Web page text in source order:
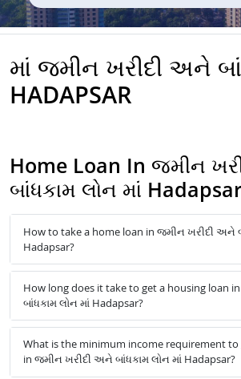
માં જમીન ખરીદી અને
HADAPSAR
Home Loan In જમીન
બાંધકામ લોન માં
How to take a home loan in જમીન ખરીદી અને
Hadapsar?
How long does it take to get a housing loan
બાંધકામ લોન માં Hadapsar?
What is the minimum income requirement to
in જમીન ખરીદી અને બાંધકામ લોન માં Hadapsar?